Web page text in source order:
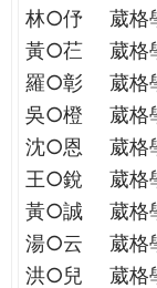
PUTTING
YOU
THE
PATH
GLOBAL
CITIZENSHIP
林○伃
葳格
黃○芢
葳格
羅○彰
葳格
吳○橙
葳格
沈○恩
葳格
王○銳
葳格
黃○誠
葳格
湯○云
葳格
洪○兒
葳格